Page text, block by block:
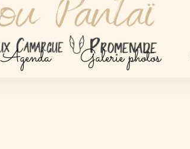
Agenda Galerie photos